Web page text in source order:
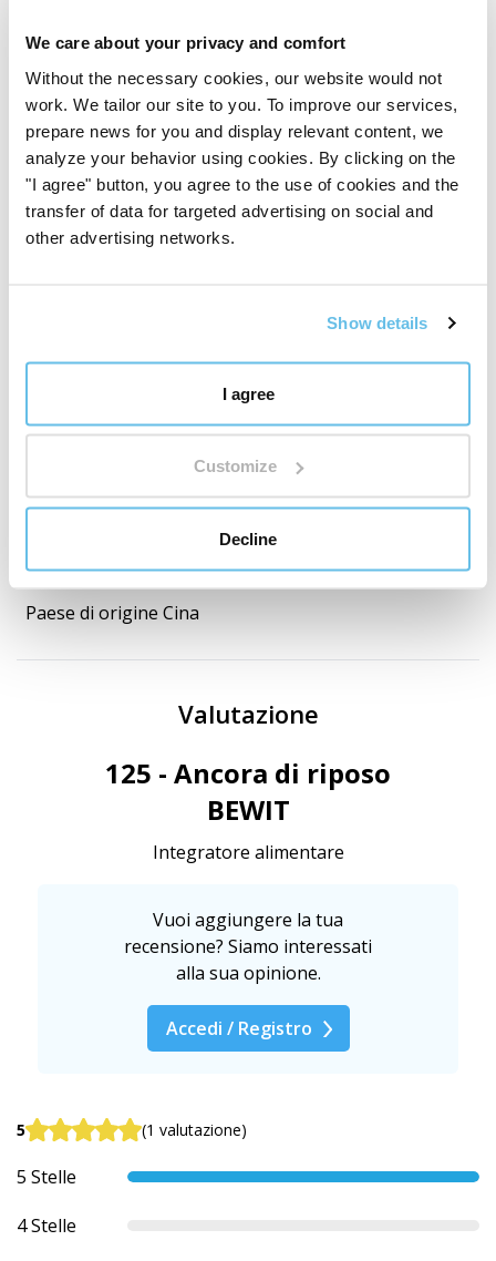
We care about your privacy and comfort
Without the necessary cookies, our website would not
work. We tailor our site to you. To improve our services,
prepare news for you and display relevant content, we
analyze your behavior using cookies. By clicking on the
"I agree" button, you agree to the use of cookies and the
transfer of data for targeted advertising on social and
other advertising networks.
Show details
I agree
Customize
Decline
Suan zao ren( Semi di Ziziphus jujuba– Cicimecia
Angelica sinensis radix
– angelica cinese,
radice)
Dang shen(Codonopsis pilosula radix– selce pelosa,
radice)
Schisandra chinensis fructus
cinese, frutto)
Paese di origine Cina
Valutazione
125 - Ancora di riposo
BEWIT
Integratore alimentare
Vuoi aggiungere la tua
recensione? Siamo interessati
alla sua opinione.
Accedi / Registro
5 (1 valutazione)
5 Stelle
4 Stelle